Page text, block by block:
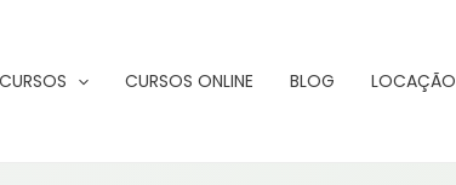
CURSOS CURSOS ONLINE BLOG LOCAÇÃO